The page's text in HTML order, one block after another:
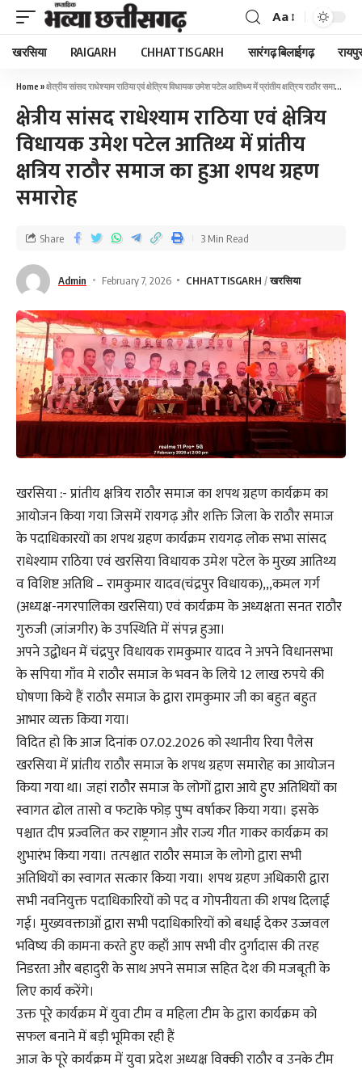
Aa
खरसिया RAIGARH CHHATTISGARH सारंगढ़ बिलाईगढ़
Home »क्षेत्रीय सांसद राधेश्याम राठिया एवं क्षेत्रिय विधायक उमेश पटेल आतिथ्य में प्रांतीय क्षत्रिय राठौर समाज का हुआ शपथ ग्रहण समारोह
क्षेत्रीय सांसद राधेश्याम राठिया एवं क्षेत्रिय
विधायक उमेश पटेल आतिथ्य में प्रांतीय
क्षत्रिय राठौर समाज का हुआ शपथ ग्रहण
समारोह
Admin February 7, 2026 CHHATTISGARH खरसिया
Share 3 Min Read
खरसिया :- प्रांतीय क्षत्रिय राठौर समाज का शपथ ग्रहण कार्यक्रम का
आयोजन किया गया जिसमें रायगढ़ और शक्ति जिला के राठौर समाज
के पदाधिकारयों का शपथ ग्रहण कार्यक्रम रायगढ़ लोक सभा सांसद
राधेश्याम राठिया एवं खरसिया विधायक उमेश पटेल के मुख्य आतिथ्य
व विशिष्ट अतिथि – रामकुमार यादव(चंद्रपुर विधायक),,,कमल गर्ग
(अध्यक्ष-नगरपालिका खरसिया) एवं कार्यक्रम के अध्यक्षता सनत राठौर
गुरुजी (जांजगीर) के उपस्थिति में संपन्न हुआ।
अपने उद्बोधन में चंद्रपुर विधायक रामकुमार यादव ने अपने विधानसभा
के सपिया गाँव मे राठौर समाज के भवन के लिये 12 लाख रुपये की
घोषणा किये हैं राठौर समाज के द्वारा रामकुमार जी का बहुत बहुत
आभार व्यक्त किया गया।
विदित हो कि आज दिनांक 07.02.2026 को स्थानीय रिया पैलेस
खरसिया में प्रांतीय राठौर समाज के शपथ ग्रहण समारोह का आयोजन
किया गया था। जहां राठौर समाज के लोगों द्वारा आये हुए अतिथियों का
स्वागत ढोल तासो व फटाके फोड़ पुष्प वर्षाकर किया गया। इसके
पश्चात दीप प्रज्वलित कर राष्ट्रगान और राज्य गीत गाकर कार्यक्रम का
शुभारंभ किया गया। तत्पश्चात राठौर समाज के लोगो द्वारा सभी
अतिथियों का स्वागत सत्कार किया गया। शपथ ग्रहण अधिकारी द्वारा
सभी नवनियुक्त पदाधिकारियों को पद व गोपनीयता की शपथ दिलाई
गई। मुख्यवक्ताओं द्वारा सभी पदाधिकारियों को बधाई देकर उज्जवल
भविष्य की कामना करते हुए कहाँ आप सभी वीर दुर्गादास की तरह
निडरता और बहादुरी के साथ अपने समाज सहित देश की मजबूती के
लिए कार्य करेंगे।
उक्त पूरे कार्यक्रम में युवा टीम व महिला टीम के द्वारा कार्यक्रम को
सफल बनाने में बड़ी भूमिका रही हैं
आज के पूरे कार्यक्रम में युवा प्रदेश अध्यक्ष विक्की राठौर व उनके टीम